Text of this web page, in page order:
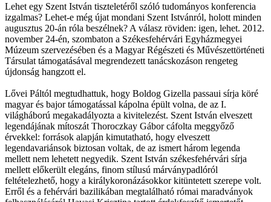
Lehet egy Szent István tiszteletéről szóló tudományos konferencia
izgalmas? Lehet-e még újat mondani Szent Istvánról, holott minden
augusztus 20-án róla beszélnek? A válasz röviden: igen, lehet. 2012.
november 24-én, szombaton a Székesfehérvári Egyházmegyei
Múzeum szervezésében és a Magyar Régészeti és Művészettörténeti
Társulat támogatásával megrendezett tanácskozáson rengeteg
újdonság hangzott el.
Lővei Páltól megtudhattuk, hogy Boldog Gizella passaui sírja köré
magyar és bajor támogatással kápolna épült volna, de az I.
világháború megakadályozta a kivitelezést. Szent István elveszett
legendájának mítoszát Thoroczkay Gábor cáfolta meggyőző
érvekkel: források alapján kimutatható, hogy elveszett
legendavariánsok biztosan voltak, de az ismert három legenda
mellett nem lehetett negyedik. Szent István székesfehérvári sírja
mellett előkerült elegáns, finom stílusú márványpadlóról
feltételezhető, hogy a királykoronázásokkor kitüntetett szerepe volt.
Erről és a fehérvári bazilikában megtalálható római maradványok